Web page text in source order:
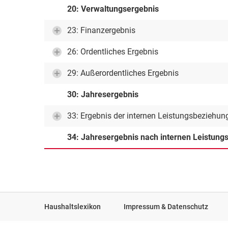
20: Verwaltungsergebnis
23: Finanzergebnis
26: Ordentliches Ergebnis
29: Außerordentliches Ergebnis
30: Jahresergebnis
33: Ergebnis der internen
34: Jahresergebnis nach internen
Haushaltslexikon Impressum & Datenschutz